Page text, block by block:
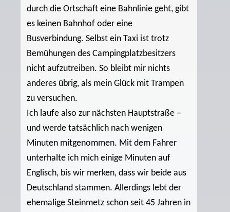
durch die Ortschaft eine Bahnlinie geht, gibt
es keinen Bahnhof oder eine
Busverbindung. Selbst ein Taxi ist trotz
Bemühungen des Campingplatzbesitzers
nicht aufzutreiben. So bleibt mir nichts
anderes übrig, als mein Glück mit Trampen
zu versuchen.
Ich laufe also zur nächsten Hauptstraße –
und werde tatsächlich nach wenigen
Minuten mitgenommen. Mit dem Fahrer
unterhalte ich mich einige Minuten auf
Englisch, bis wir merken, dass wir beide aus
Deutschland stammen. Allerdings lebt der
ehemalige Steinmetz schon seit 45 Jahren in